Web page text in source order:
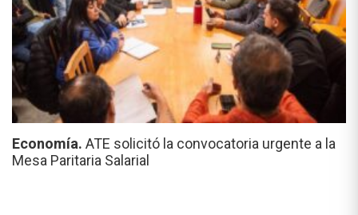
Economía. ATE solicitó la convocatoria urgente a la
Mesa Paritaria Salarial